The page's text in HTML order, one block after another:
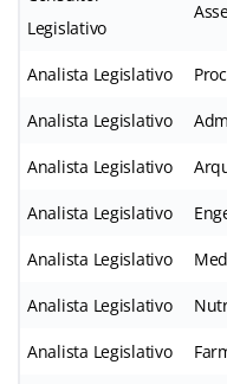
Legislativo
Analista Legislativo
Analista Legislativo
Analista Legislativo
Analista Legislativo
Analista Legislativo
Analista Legislativo
Analista Legislativo